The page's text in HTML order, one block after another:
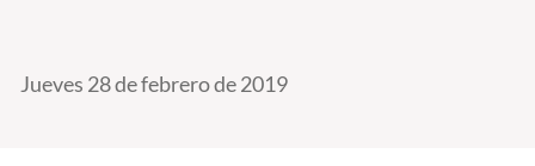
Jueves 28 de febrero de 2019